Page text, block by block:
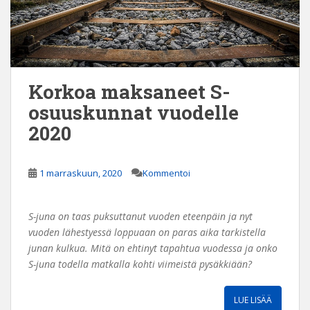
Korkoa maksaneet S-
osuuskunnat vuodelle
2020
1 marraskuun, 2020 Kommentoi
S-juna on taas puksuttanut vuoden eteenpäin ja nyt
vuoden lähestyessä loppuaan on paras aika tarkistella
junan kulkua. Mitä on ehtinyt tapahtua vuodessa ja onko
S-juna todella matkalla kohti viimeistä pysäkkiään?
LUE LISÄÄ